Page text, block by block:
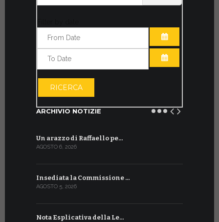
APRI IL
RICERCA
ARCHIVIO NOTIZIE
Un arazzo di Raffaello pe…
AGOSTO 6, 2026
Insediata la Commissione …
AGOSTO 5, 2026
Nota Esplicativa della Le…